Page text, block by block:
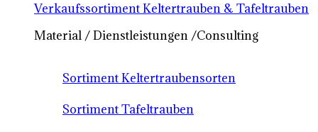
Verkaufssortiment Keltertrauben & Tafeltrauben
Material / Dienstleistungen /Consulting
Sortiment Keltertraubensorten
Sortiment Tafeltrauben